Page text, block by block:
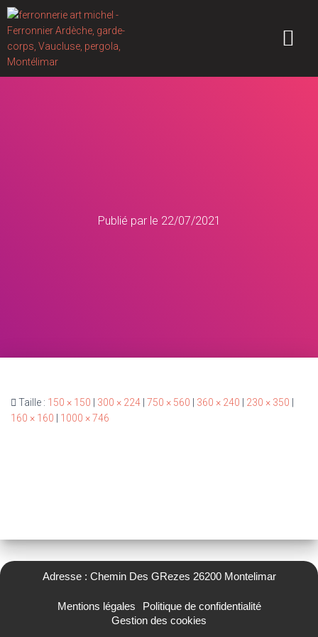
Publié par le 22/07/2021
Taille : 150 × 150 300 × 224 750 × 560 360 × 240 230 × 350
160 × 160
1000 × 746
Adresse : Chemin Des GRezes 26200 Montelimar
Mentions légales
Politique de confidentialité
Gestion des cookies